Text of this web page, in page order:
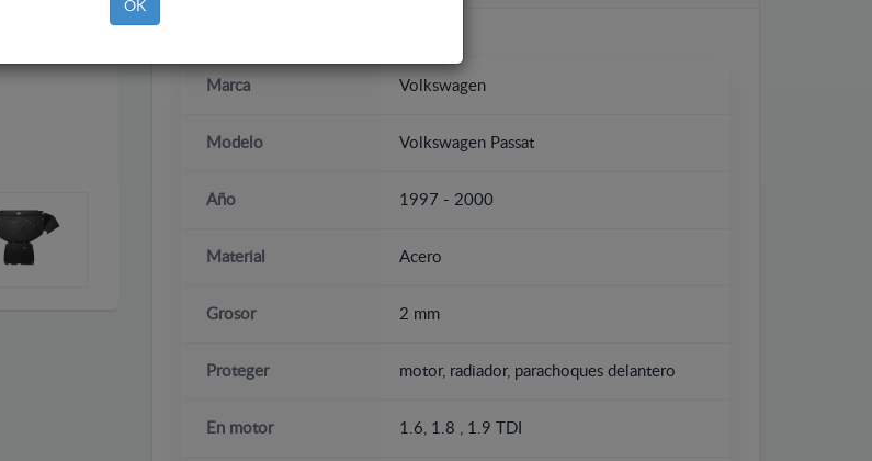
Marca Volkswagen
Modelo Volkswagen Passat
Año 1997 - 2000
Material Acero
Grosor 2 mm
Proteger motor, radiador, parachoques delantero
En motor 1.6, 1.8 , 1.9 TDI
OK